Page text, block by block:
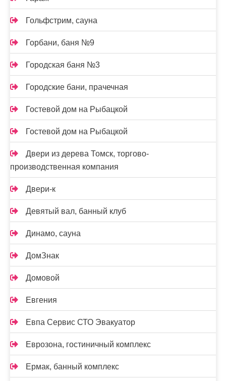
Гольфстрим, сауна
Горбани, баня №9
Городская баня №3
Городские бани, прачечная
Гостевой дом на Рыбацкой
Гостевой дом на Рыбацкой
Двери из дерева Томск, торгово-
производственная компания
Двери-к
Девятый вал, банный клуб
Динамо, сауна
ДомЗнак
Домовой
Евгения
Евпа Сервис СТО Эвакуатор
Еврозона, гостиничный комплекс
Ермак, банный комплекс